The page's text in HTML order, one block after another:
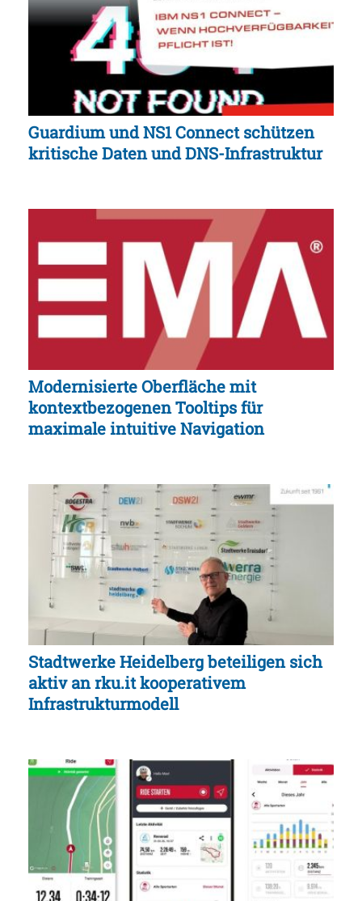
Guardium und NS1 Connect schützen
kritische Daten und DNS-Infrastruktur
Modernisierte Oberfläche mit
kontextbezogenen Tooltips für
maximale intuitive Navigation
Stadtwerke Heidelberg beteiligen sich
aktiv an rku.it kooperativem
Infrastrukturmodell